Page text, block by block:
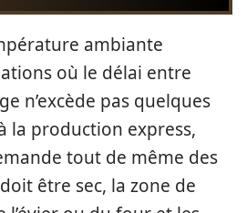
ambiante
où le délai entre
n’excède pas quelques
la production express,
tout de même des
être sec, la zone de